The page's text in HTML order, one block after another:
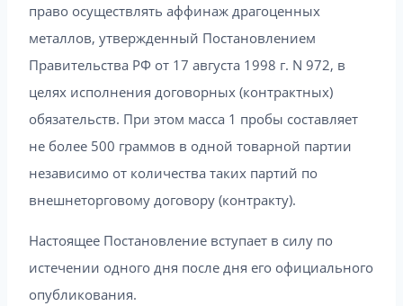
право осуществлять аффинаж драгоценных
металлов, утвержденный Постановлением
Правительства РФ от 17 августа 1998 г. N 972, в
целях исполнения договорных (контрактных)
обязательств. При этом масса 1 пробы составляет
не более 500 граммов в одной товарной партии
независимо от количества таких партий по
внешнеторговому договору (контракту).
Настоящее Постановление вступает в силу по
истечении одного дня после дня его официального
опубликования.